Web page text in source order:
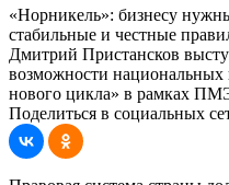
«Норникель»: бизнесу
стабильные и честные
Дмитрий Пристансков
возможности
нового цикла» в рамках
Поделиться в социальных